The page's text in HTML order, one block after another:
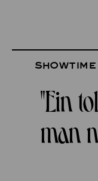
"Ein
man